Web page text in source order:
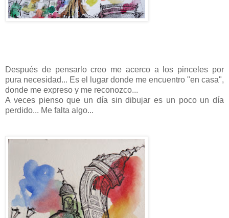
Después de pensarlo creo me acerco a los pinceles por
pura necesidad... Es el lugar donde me encuentro "en casa",
donde me expreso y me reconozco...
A veces pienso que un día sin dibujar es un poco un día
perdido... Me falta algo...